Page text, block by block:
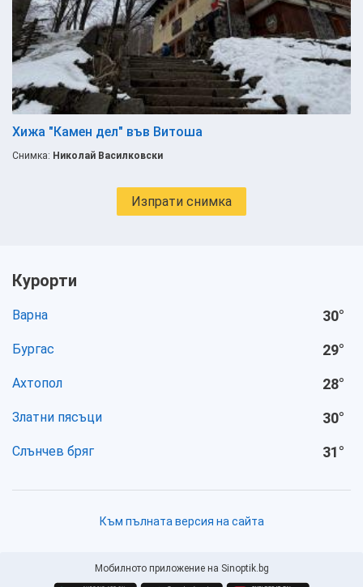
Хижа "Камен дел" във Витоша
Снимка: Николай Василковски
Изпрати снимка
Курорти
Варна 30°
Бургас 29°
Ахтопол 28°
Златни пясъци 30°
Слънчев бряг 31°
Към пълната версия на сайта
Мобилното приложение на Sinoptik.bg